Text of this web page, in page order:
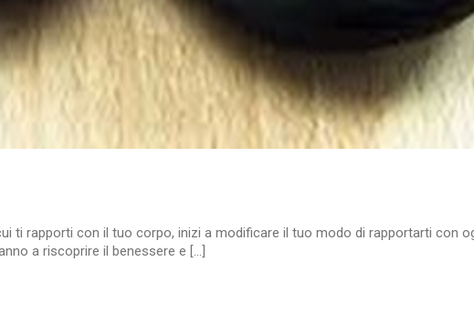
ti rapporti con il tuo corpo, inizi a modificare il tuo modo di rapportarti con
a riscoprire il benessere e [...]